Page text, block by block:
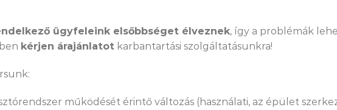
ügyfeleink elsőbbséget élveznek, így a problémák
kérjen árajánlatot karbantartási szolgáltatásunkra!
működését érintő változás (használati, az épület